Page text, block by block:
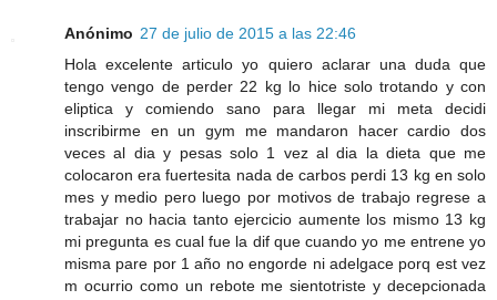
Anónimo 27 de julio de 2015 a las 22:46
Hola excelente articulo yo quiero aclarar una duda que
tengo vengo de perder 22 kg lo hice solo trotando y con
eliptica y comiendo sano para llegar mi meta decidi
inscribirme en un gym me mandaron hacer cardio dos
veces al dia y pesas solo 1 vez al dia la dieta que me
colocaron era fuertesita nada de carbos perdi 13 kg en solo
mes y medio pero luego por motivos de trabajo regrese a
trabajar no hacia tanto ejercicio aumente los mismo 13 kg
mi pregunta es cual fue la dif que cuando yo me entrene yo
misma pare por 1 año no engorde ni adelgace porq est vez
m ocurrio como un rebote me sientotriste y decepcionada